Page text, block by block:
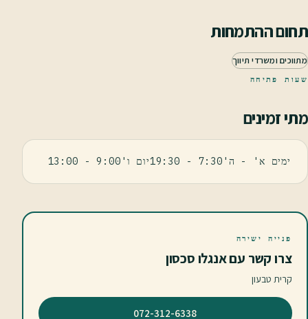
תחום ההתמחות
מתווכים ומשרדי תיווך
שעות פתיחה
מתי זמינים
ימים א' - ה'7:30 - 19:30יום ו'9:00 - 13:00
פנייה ישירה
צרו קשר עם אנגלו סכסון
קרית טבעון
⁦072-312-6338⁩